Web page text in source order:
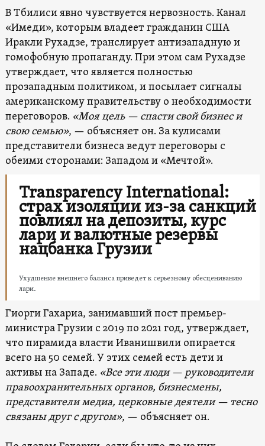
В Тбилиси явно чувствуется нервозность. Канал
«Имеди», которым владеет гражданин США
Иракли Рухадзе, транслирует антизападную и
гомофобную пропаганду. При этом сам Рухадзе
утверждает, что является полностью
прозападным политиком, и посылает сигналы
американскому правительству о необходимости
переговоров. «Моя цель — спасти свой бизнес и
свою семью», — объясняет он. За кулисами
представители бизнеса ведут переговоры с
обеими сторонами: Западом и «Мечтой».
Transparency International:
страх изоляции из-за санкций
повлиял на депозиты, курс
лари и валютные резервы
нацбанка Грузии
Ухудшение внешнего баланса приведет к серьезному обесцениванию
лари.
Гиорги Гахариа, занимавший пост премьер-
министра Грузии с 2019 по 2021 год, утверждает,
что пирамида власти Иванишвили опирается
всего на 50 семей. У этих семей есть дети и
активы на Западе. «Все эти люди — руководители
правоохранительных органов, бизнесмены,
представители медиа, церковные деятели — тесно
связаны друг с другом», — объясняет он.